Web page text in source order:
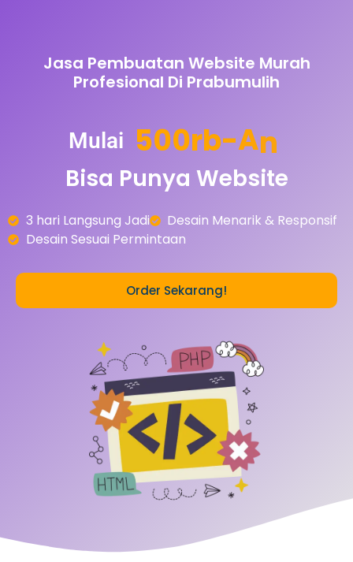
Jasa Pembuatan Website Murah
Profesional Di Prabumulih
Mulai 500rb-An
Bisa Punya Website
3 hari Langsung Jadi
Desain Menarik & Responsif
Desain Sesuai Permintaan
Order Sekarang!